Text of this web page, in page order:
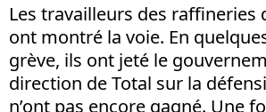
Les travailleurs des raffineries
ont montré la voie. En
grève, ils ont jeté le
direction de Total sur la
n’ont pas encore gagné. Une